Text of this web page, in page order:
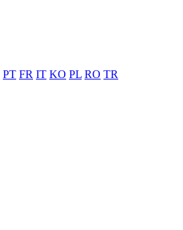
PT FR IT KO PL RO TR